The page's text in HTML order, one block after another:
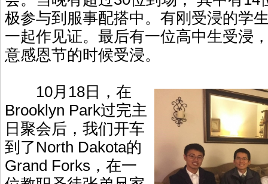
极参与到服事配搭中。有刚受浸的学
一起作见证。最后有一位高中生受浸
意感恩节的时候受浸。
10月18日，在
Brooklyn Park过完主
日聚会后，我们开车
到了North Dakota的
Grand Forks，在一